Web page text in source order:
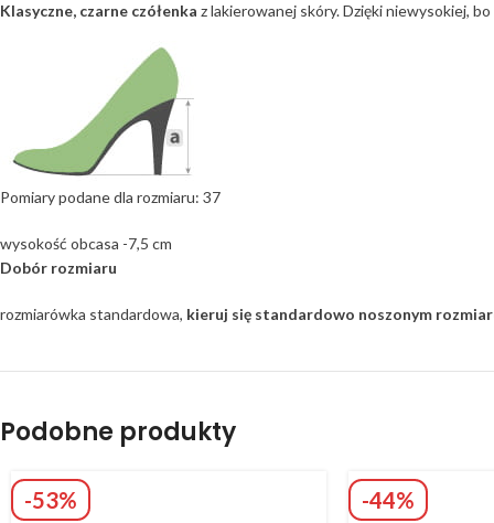
Klasyczne, czarne czółenka z lakierowanej skóry. Dzięki niewysokiej,
Pomiary podane dla rozmiaru: 37
wysokość obcasa -7,5 cm
Dobór rozmiaru
rozmiarówka standardowa, kieruj się standardowo noszonym
Podobne produkty
-53% -44%